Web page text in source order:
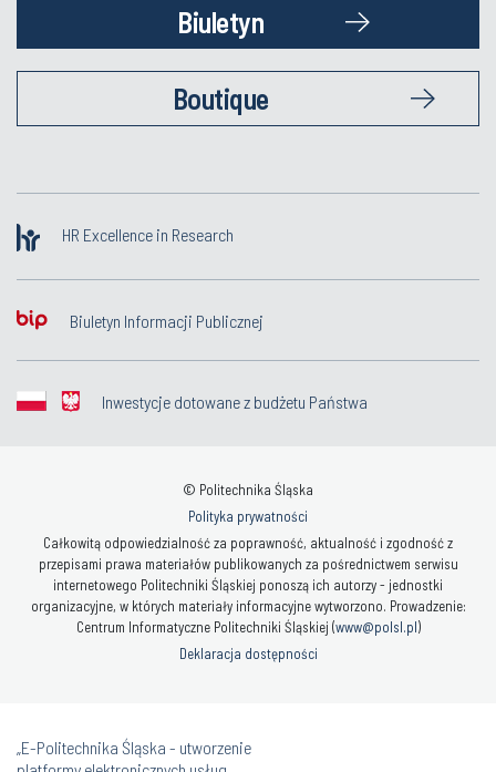
Biuletyn
Boutique
HR Excellence in Research
Biuletyn Informacji Publicznej
Inwestycje dotowane z budżetu Państwa
© Politechnika Śląska
Polityka prywatności
Całkowitą odpowiedzialność za poprawność, aktualność i zgodność z
przepisami prawa materiałów publikowanych za pośrednictwem serwisu
internetowego Politechniki Śląskiej ponoszą ich autorzy - jednostki
organizacyjne, w których materiały informacyjne wytworzono. Prowadzenie:
Centrum Informatyczne Politechniki Śląskiej (www@polsl.pl)
Deklaracja dostępności
„E-Politechnika Śląska - utworzenie